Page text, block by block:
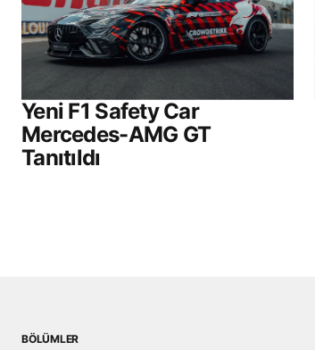
Yeni F1 Safety Car
Mercedes-AMG GT
Tanıtıldı
BÖLÜMLER